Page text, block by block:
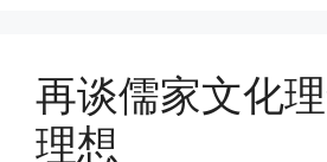
再谈儒家文化
理想